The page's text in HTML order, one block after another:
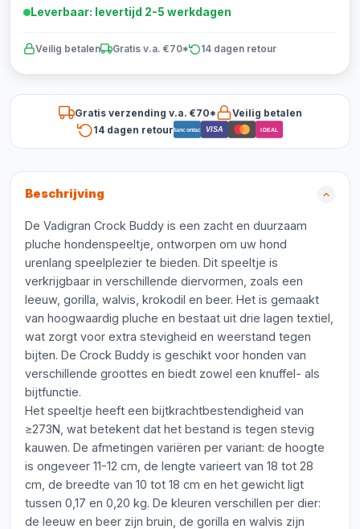
Leverbaar: levertijd 2-5 werkdagen
Veilig betalen Gratis v.a. €70* 14 dagen retour
Gratis verzending v.a. €70*
Veilig betalen
14 dagen retourBancontact VISA iDEAL
Beschrijving
De Vadigran Crock Buddy is een zacht en duurzaam
pluche hondenspeeltje, ontworpen om uw hond
urenlang speelplezier te bieden. Dit speeltje is
verkrijgbaar in verschillende diervormen, zoals een
leeuw, gorilla, walvis, krokodil en beer. Het is gemaakt
van hoogwaardig pluche en bestaat uit drie lagen textiel,
wat zorgt voor extra stevigheid en weerstand tegen
bijten. De Crock Buddy is geschikt voor honden van
verschillende groottes en biedt zowel een knuffel- als
bijtfunctie.
Het speeltje heeft een bijtkrachtbestendigheid van
≥273N, wat betekent dat het bestand is tegen stevig
kauwen. De afmetingen variëren per variant: de hoogte
is ongeveer 11-12 cm, de lengte varieert van 18 tot 28
cm, de breedte van 10 tot 18 cm en het gewicht ligt
tussen 0,17 en 0,20 kg. De kleuren verschillen per dier:
de leeuw en beer zijn bruin, de gorilla en walvis zijn